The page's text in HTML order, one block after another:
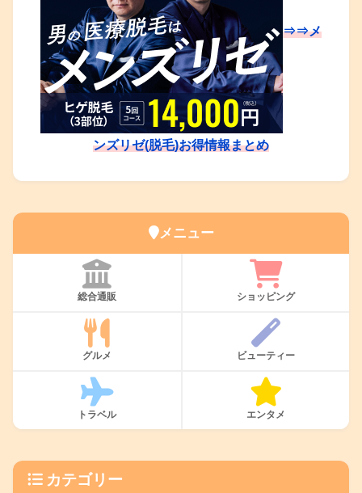
⇒⇒メ
ンズリゼ(脱毛)お得情報まとめ
メニュー
総合通販 ショッピング
グルメ ビューティー
トラベル エンタメ
カテゴリー